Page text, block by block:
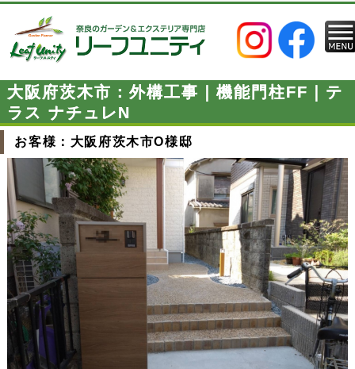
大阪府茨木市：外構工事｜機能門柱FF｜テ
ラス ナチュレN
お客様：大阪府茨木市O様邸